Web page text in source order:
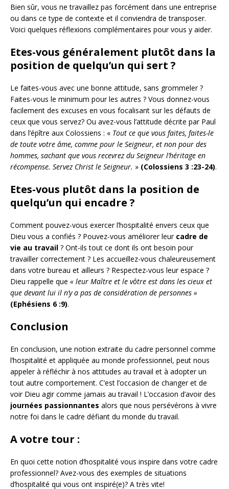
Bien sûr, vous ne travaillez pas forcément dans une entreprise
ou dans ce type de contexte et il conviendra de transposer.
Voici quelques réflexions complémentaires pour vous y aider.
Etes-vous généralement plutôt dans la
position de quelqu’un qui sert ?
Le faites-vous avec une bonne attitude, sans grommeler ?
Faites-vous le minimum pour les autres ? Vous donnez-vous
facilement des excuses en vous focalisant sur les défauts de
ceux que vous servez? Ou avez-vous l’attitude décrite par Paul
dans l’épître aux Colossiens : « Tout ce que vous faites, faites-le
de toute votre âme, comme pour le Seigneur, et non pour des
hommes, sachant que vous recevrez du Seigneur l’héritage en
récompense. Servez Christ le Seigneur. » (Colossiens 3 :23-24).
Etes-vous plutôt dans la position de
quelqu’un qui encadre ?
Comment pouvez-vous exercer l’hospitalité envers ceux que
Dieu vous a confiés ? Pouvez-vous améliorer leur cadre de
vie au travail ? Ont-ils tout ce dont ils ont besoin pour
travailler correctement ? Les accueillez-vous chaleureusement
dans votre bureau et ailleurs ? Respectez-vous leur espace ?
Dieu rappelle que « leur Maître et le vôtre est dans les cieux et
que devant lui il n’y a pas de considération de personnes »
(Ephésiens 6 :9).
Conclusion
En conclusion, une notion extraite du cadre personnel comme
l’hospitalité et appliquée au monde professionnel, peut nous
appeler à réfléchir à nos attitudes au travail et à adopter un
tout autre comportement. C’est l’occasion de changer et de
voir Dieu agir comme jamais au travail ! L’occasion d’avoir des
journées passionnantes alors que nous persévérons à vivre
notre foi dans le cadre défiant du monde du travail.
A votre tour :
En quoi cette notion d’hospitalité vous inspire dans votre cadre
professionnel? Avez-vous des exemples de situations
d’hospitalité qui vous ont inspiré(e)? A très vite!